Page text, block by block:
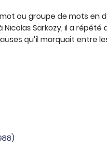
ou groupe de mots en
Sarkozy, il a répété
qu’il marquait entre